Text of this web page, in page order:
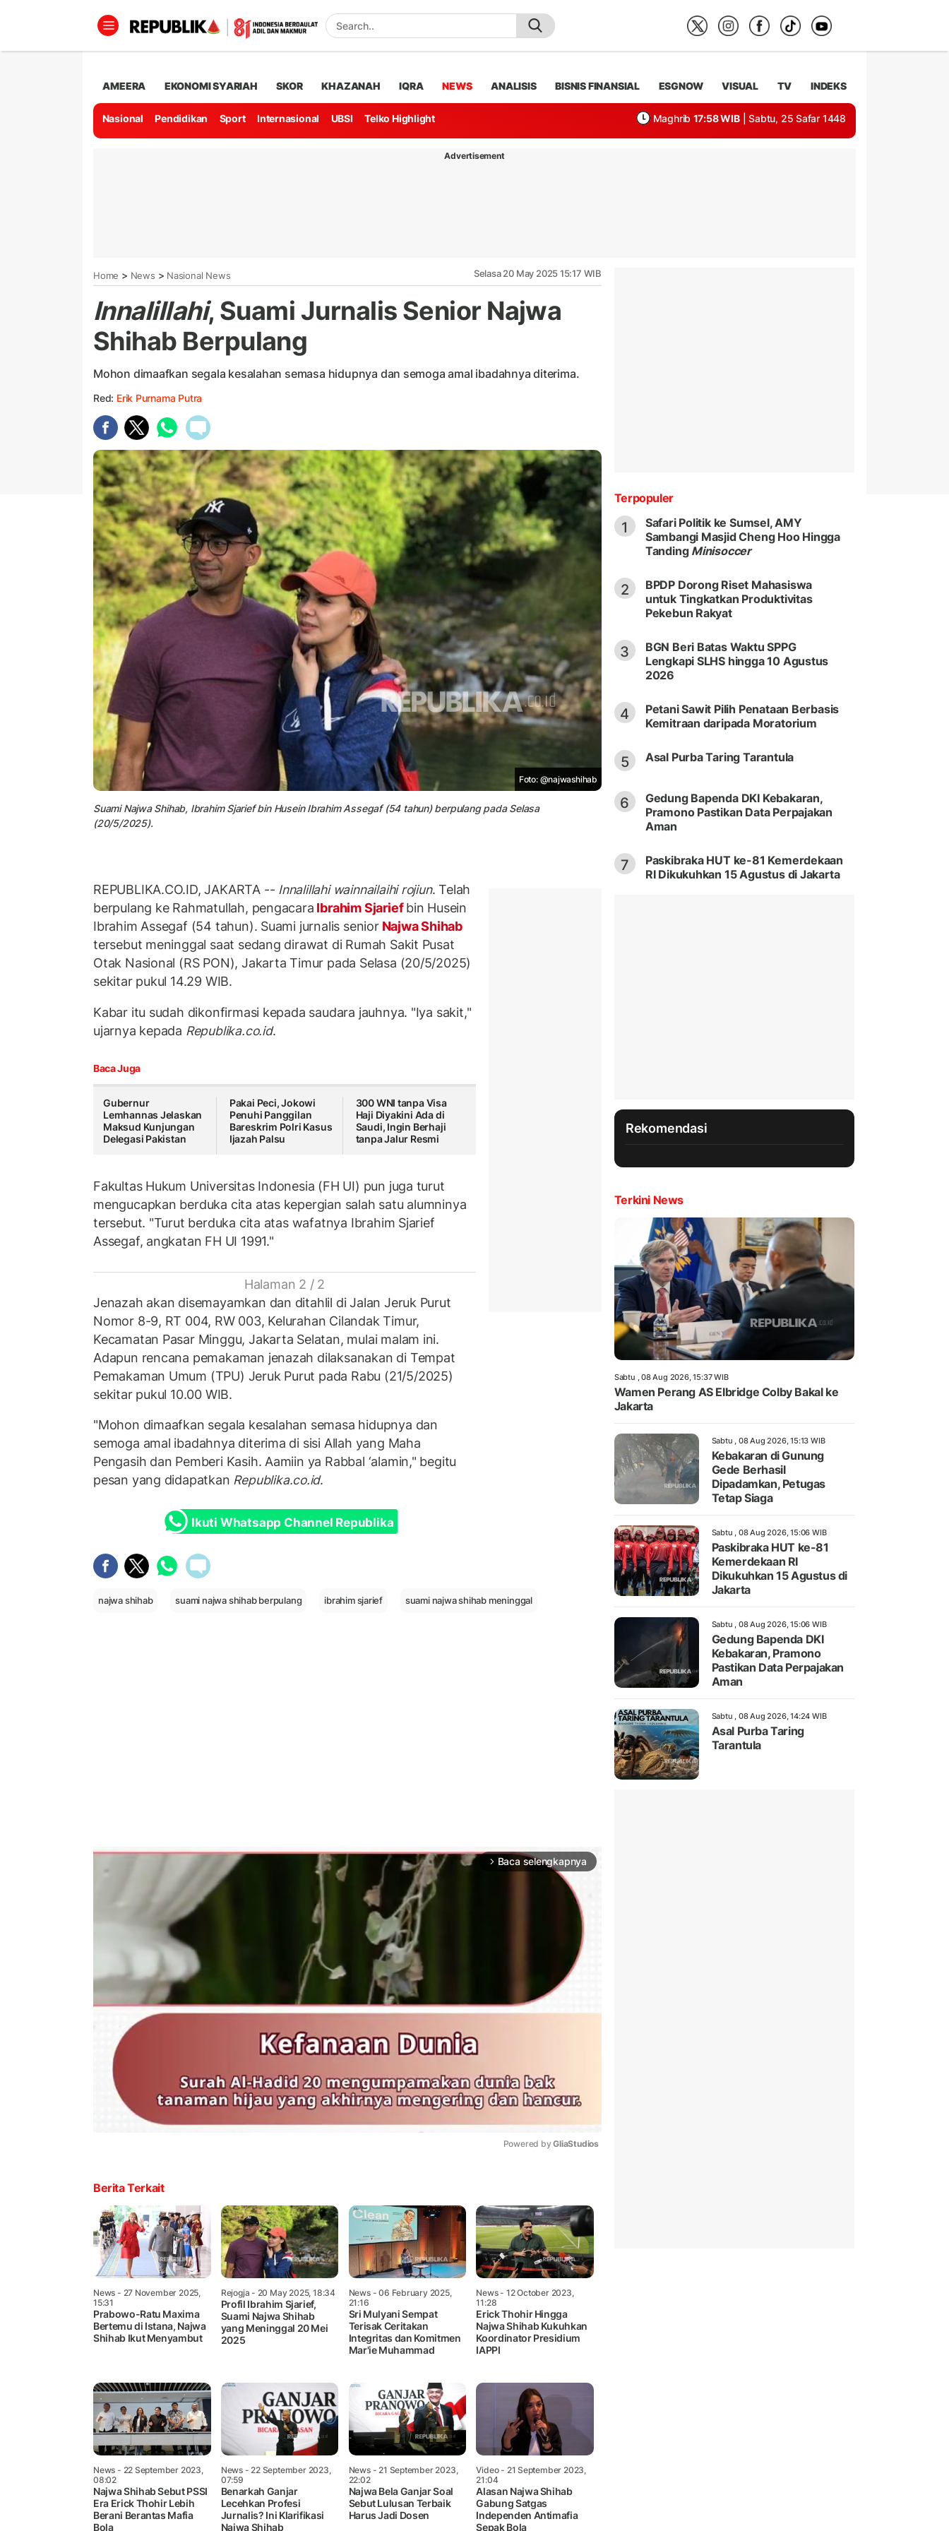
AMEERA EKONOMI SYARIAH SKOR KHAZANAH IQRA NEWS ANALISIS BISNIS FINANSIAL ESGNOW VISUAL TV INDEKS
Nasional Pendidikan Sport Internasional UBSI Telko Highlight Maghrib 17:58 WIB | Sabtu, 25 Safar 1448
Advertisement
Home > News > Nasional News Selasa 20 May 2025 15:17 WIB
Innalillahi, Suami Jurnalis Senior Najwa
Shihab Berpulang
Mohon dimaafkan segala kesalahan semasa hidupnya dan semoga amal ibadahnya diterima.
Red: Erik Purnama Putra
Foto: @najwashihab
Suami Najwa Shihab, Ibrahim Sjarief bin Husein Ibrahim Assegaf (54 tahun) berpulang pada Selasa
(20/5/2025).
REPUBLIKA.CO.ID, JAKARTA -- Innalillahi wainnailaihi rojiun. Telah
berpulang ke Rahmatullah, pengacara Ibrahim Sjariefbin Husein
Ibrahim Assegaf (54 tahun). Suami jurnalis seniorNajwa Shihab
tersebut meninggal saat sedang dirawat di Rumah Sakit Pusat
Otak Nasional (RS PON), Jakarta Timur pada Selasa (20/5/2025)
sekitar pukul 14.29 WIB.
Kabar itu sudah dikonfirmasi kepada saudara jauhnya. "Iya sakit,"
ujarnya kepada Republika.co.id.
Baca Juga
Gubernur
Lemhannas Jelaskan
Maksud Kunjungan
Delegasi Pakistan
Pakai Peci, Jokowi
Penuhi Panggilan
Bareskrim Polri Kasus
Ijazah Palsu
300 WNI tanpa Visa
Haji Diyakini Ada di
Saudi, Ingin Berhaji
tanpa Jalur Resmi
Fakultas Hukum Universitas Indonesia (FH UI) pun juga turut
mengucapkan berduka cita atas kepergian salah satu alumninya
tersebut. "Turut berduka cita atas wafatnya Ibrahim Sjarief
Assegaf, angkatan FH UI 1991."
Halaman 2 / 2
Jenazah akan disemayamkan dan ditahlil di Jalan Jeruk Purut
Nomor 8-9, RT 004, RW 003, Kelurahan Cilandak Timur,
Kecamatan Pasar Minggu, Jakarta Selatan, mulai malam ini.
Adapun rencana pemakaman jenazah dilaksanakan di Tempat
Pemakaman Umum (TPU) Jeruk Purut pada Rabu (21/5/2025)
sekitar pukul 10.00 WIB.
"Mohon dimaafkan segala kesalahan semasa hidupnya dan
semoga amal ibadahnya diterima di sisi Allah yang Maha
Pengasih dan Pemberi Kasih. Aamiin ya Rabbal ‘alamin," begitu
pesan yang didapatkan Republika.co.id.
Ikuti Whatsapp Channel Republika
najwa shihab suami najwa shihab berpulang ibrahim sjarief suami najwa shihab meninggal
arrow_forward_ios Baca selengkapnya
Powered by GliaStudios
Berita Terkait
News - 27 November 2025,
15:31
Prabowo-Ratu Maxima
Bertemu di Istana, Najwa
Shihab Ikut Menyambut
Rejogja - 20 May 2025, 18:34
Profil Ibrahim Sjarief,
Suami Najwa Shihab
yang Meninggal 20 Mei
2025
News- 06 February 2025,
21:16
Sri Mulyani Sempat
Terisak Ceritakan
Integritas dan Komitmen
Mar'ie Muhammad
News- 12 October 2023,
11:28
Erick Thohir Hingga
Najwa Shihab Kukuhkan
Koordinator Presidium
IAPPI
News - 22 September 2023,
08:02
Najwa Shihab Sebut PSSI
Era Erick Thohir Lebih
Berani Berantas Mafia
Bola
News- 22 September 2023,
07:59
Benarkah Ganjar
Lecehkan Profesi
Jurnalis? Ini Klarifikasi
Najwa Shihab
News- 21 September 2023,
22:02
Najwa Bela Ganjar Soal
Sebut Lulusan Terbaik
Harus Jadi Dosen
Video- 21 September 2023,
21:04
Alasan Najwa Shihab
Gabung Satgas
Independen Antimafia
Sepak Bola
Terpopuler
1
Safari Politik ke Sumsel, AMY
Sambangi Masjid Cheng Hoo Hingga
Tanding Minisoccer
2
BPDP Dorong Riset Mahasiswa
untuk Tingkatkan Produktivitas
Pekebun Rakyat
3
BGN Beri Batas Waktu SPPG
Lengkapi SLHS hingga 10 Agustus
2026
4
Petani Sawit Pilih Penataan Berbasis
Kemitraan daripada Moratorium
5 Asal Purba Taring Tarantula
6
Gedung Bapenda DKI Kebakaran,
Pramono Pastikan Data Perpajakan
Aman
7
Paskibraka HUT ke-81 Kemerdekaan
RI Dikukuhkan 15 Agustus di Jakarta
Rekomendasi
Terkini News
Sabtu , 08 Aug 2026, 15:37 WIB
Wamen Perang AS Elbridge Colby Bakal ke
Jakarta
Sabtu , 08 Aug 2026, 15:13 WIB
Kebakaran di Gunung
Gede Berhasil
Dipadamkan, Petugas
Tetap Siaga
Sabtu , 08 Aug 2026, 15:06 WIB
Paskibraka HUT ke-81
Kemerdekaan RI
Dikukuhkan 15 Agustus di
Jakarta
Sabtu , 08 Aug 2026, 15:06 WIB
Gedung Bapenda DKI
Kebakaran, Pramono
Pastikan Data Perpajakan
Aman
Sabtu , 08 Aug 2026, 14:24 WIB
Asal Purba Taring
Tarantula